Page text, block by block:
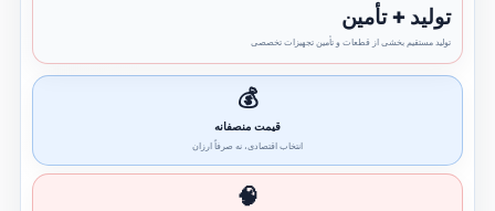
تولید + تأمین
تولید مستقیم بخشی از قطعات و تأمین تجهیزات تخصصی
💰
قیمت منصفانه
انتخاب اقتصادی، نه صرفاً ارزان
🧠